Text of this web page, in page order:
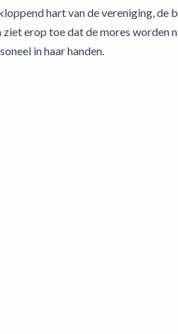
hart van de vereniging, de
erop toe dat de mores worden
in haar handen.